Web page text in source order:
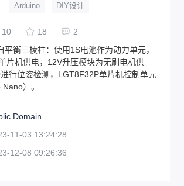
Arduino DIY设计
10 18
2
平衡三棱柱：使用1S电池作为动力单元，
片机供电，12V升压模块为无刷电机供
行位姿检测，LGT8F32P单片机控制单元
）。
Domain
11-03 13:24:28
12-08 09:26:36